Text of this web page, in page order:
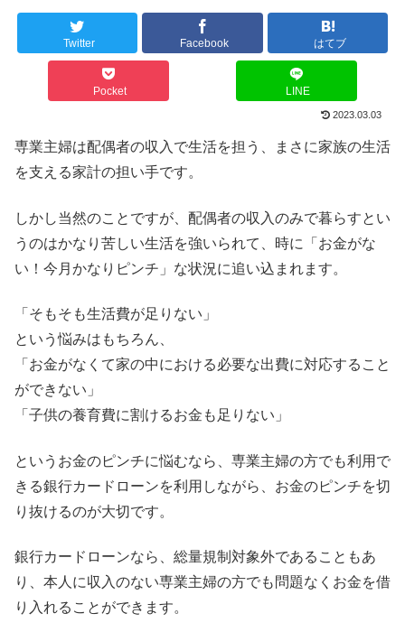
Twitter Facebook はてブ
Pocket LINE
2023.03.03
専業主婦は配偶者の収入で生活を担う、まさに家族の生活
を支える家計の担い手です。
しかし当然のことですが、配偶者の収入のみで暮らすとい
うのはかなり苦しい生活を強いられて、時に「お金がな
い！今月かなりピンチ」な状況に追い込まれます。
「そもそも生活費が足りない」
という悩みはもちろん、
「お金がなくて家の中における必要な出費に対応すること
ができない」
「子供の養育費に割けるお金も足りない」
というお金のピンチに悩むなら、専業主婦の方でも利用で
きる銀行カードローンを利用しながら、お金のピンチを切
り抜けるのが大切です。
銀行カードローンなら、総量規制対象外であることもあ
り、本人に収入のない専業主婦の方でも問題なくお金を借
り入れることができます。